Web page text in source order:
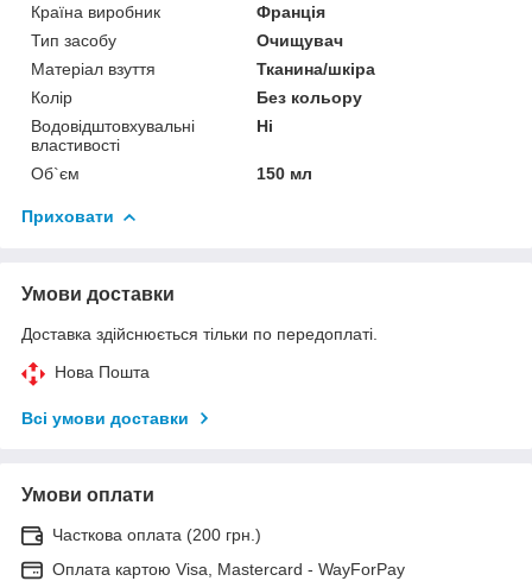
Країна виробник
Франція
Тип засобу
Очищувач
Матеріал взуття
Тканина/шкіра
Колір
Без кольору
Водовідштовхувальні
властивості
Ні
Об`єм 150 мл
Приховати
Умови доставки
Доставка здійснюється тільки по передоплаті.
Нова Пошта
Всі умови доставки
Умови оплати
Часткова оплата (200 грн.)
Оплата картою Visa, Mastercard - WayForPay